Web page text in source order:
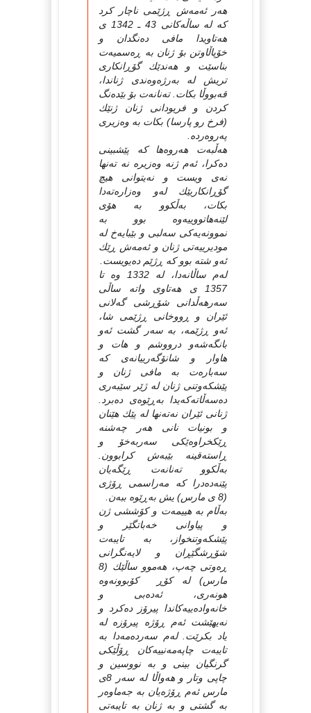
هه‌ر ئه‌مه‌ش ڕژێمی ناچار كرد
كه‌ له‌ ساڵه‌كانی 43 ـ 1342 ی
هه‌تاویدا مافی ده‌نگدان و
خۆپاڵاوتن بۆ ژنان به‌ ڕه‌سمیه‌ت
بناسێت و هه‌ندێك گۆڕانكاری
تریش له‌ به‌رژه‌وه‌ندی ژناندا،
قه‌بووڵا بكات. ته‌نانه‌ت بۆ بێده‌نگ
كردن و فریودانی ژنان ژنێك
(فرخ رو پارسا) بكات به‌ وه‌زیری
په‌روه‌رده‌.
هه‌ڵبه‌ت هه‌روه‌ها كه‌ پێشبینی
ده‌كرا، ئه‌م ژنه‌ وه‌زیره‌ نه‌ ته‌نها
نه‌ی ویست و نه‌یتوانی هیچ
گۆڕانكاریێك له‌و وه‌زاره‌ته‌دا
بكات، به‌ڵكوو به‌ هۆی
لێنه‌هاتووییه‌وه‌ بوو به‌
نموونه‌یه‌كی سه‌لبی و بێبایه‌خ له‌
مودیرییه‌تی ژنان و ئه‌مه‌ش ڕێك
ئه‌و شته‌ بوو كه‌ ڕژێم ده‌یویست.
له‌م ساڵانه‌دا، له‌ 1332 وه‌ تا
1357 ی هه‌تاوی واته‌ ساڵی
سه‌رهه‌ڵدانی شۆڕشی گه‌لانی
ئێران و ڕووخانی ڕژێمی شا،
ئه‌و ڕژێمه‌، به‌ سه‌ر گشت ئه‌و
بانگه‌شه‌و درووشم و هات و
هاوار و شانۆگه‌رییانه‌ی كه‌
سه‌باره‌ت به‌ مافی ژنان و
پێشكه‌وتنی ژنان له‌ ژێر سێبه‌ری
ده‌سه‌ڵاته‌كه‌یدا به‌ڕێوه‌ی ده‌برد.
ژنانی ئێران نه‌ته‌نها له‌ پێك هێنان
و بونیات نانی هه‌ر چه‌شنه‌
ڕێكخراوه‌ێكی سه‌ربه‌خۆ و
ڕاسته‌قینه‌ بێبه‌ش كرابوون.
به‌ڵكوو ته‌نانه‌ت ڕێگه‌یان
پێنه‌ده‌درا كه‌ مه‌راسمی ڕۆژی
(8 ی مارس) یش به‌ڕێوه‌ ببه‌ن.
به‌ڵام به‌ هییمه‌ت و كۆششی ژن
و پیاوانی خه‌باتگێر و
پێشكه‌وتنخواز، به‌ تایبه‌ت
شۆڕشگێڕان و لایه‌نگرانی
ڕه‌وتی چه‌پ، هه‌موو ساڵێك (8
مارس) له‌ كۆڕ كۆبوونه‌وه‌
هونه‌ری، ئه‌ده‌بی و
خانه‌واده‌ییه‌كاندا پیرۆز ده‌كرد و
نه‌یهێشت ئه‌م ڕۆژه‌ پیرۆزه‌ له‌
یاد بكرێت. له‌م سه‌رده‌مه‌دا به‌
تایبه‌ت چاپه‌مه‌نییه‌كان ڕۆڵێكی
گرنگیان بینی و به‌ نووسین و
چاپی وتار و هه‌واڵا له‌ سه‌ر 8ی
مارس ئه‌م ڕۆژه‌یان به‌ جه‌ماوه‌ر
به‌ گشتی و به‌ ژنان به‌ تایبه‌تی